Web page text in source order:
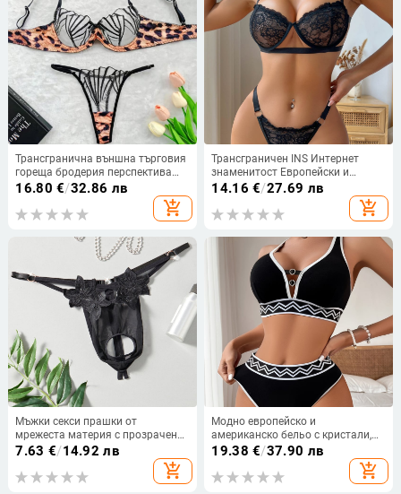
Трансгранична външна търговия
гореща бродерия перспектива
мрежеста секси удобна семпла
щедра секси бельо костюм 6045
16.80 €/32.86 лв
add_shopping_cart
Трансграничен INS Интернет
знаменитост Европейски и
американски дантелен бродиран
перспективен секси бельо от 2
14.16 €/27.69 лв
add_shopping_cart
Мъжки секси прашки от
мрежеста материя с прозрачен
дизайн и открита зона
7.63 €/14.92 лв
add_shopping_cart
Модно европейско и
американско бельо с кристали,
секси бикини, директна доставка
19.38 €/37.90 лв
add_shopping_cart